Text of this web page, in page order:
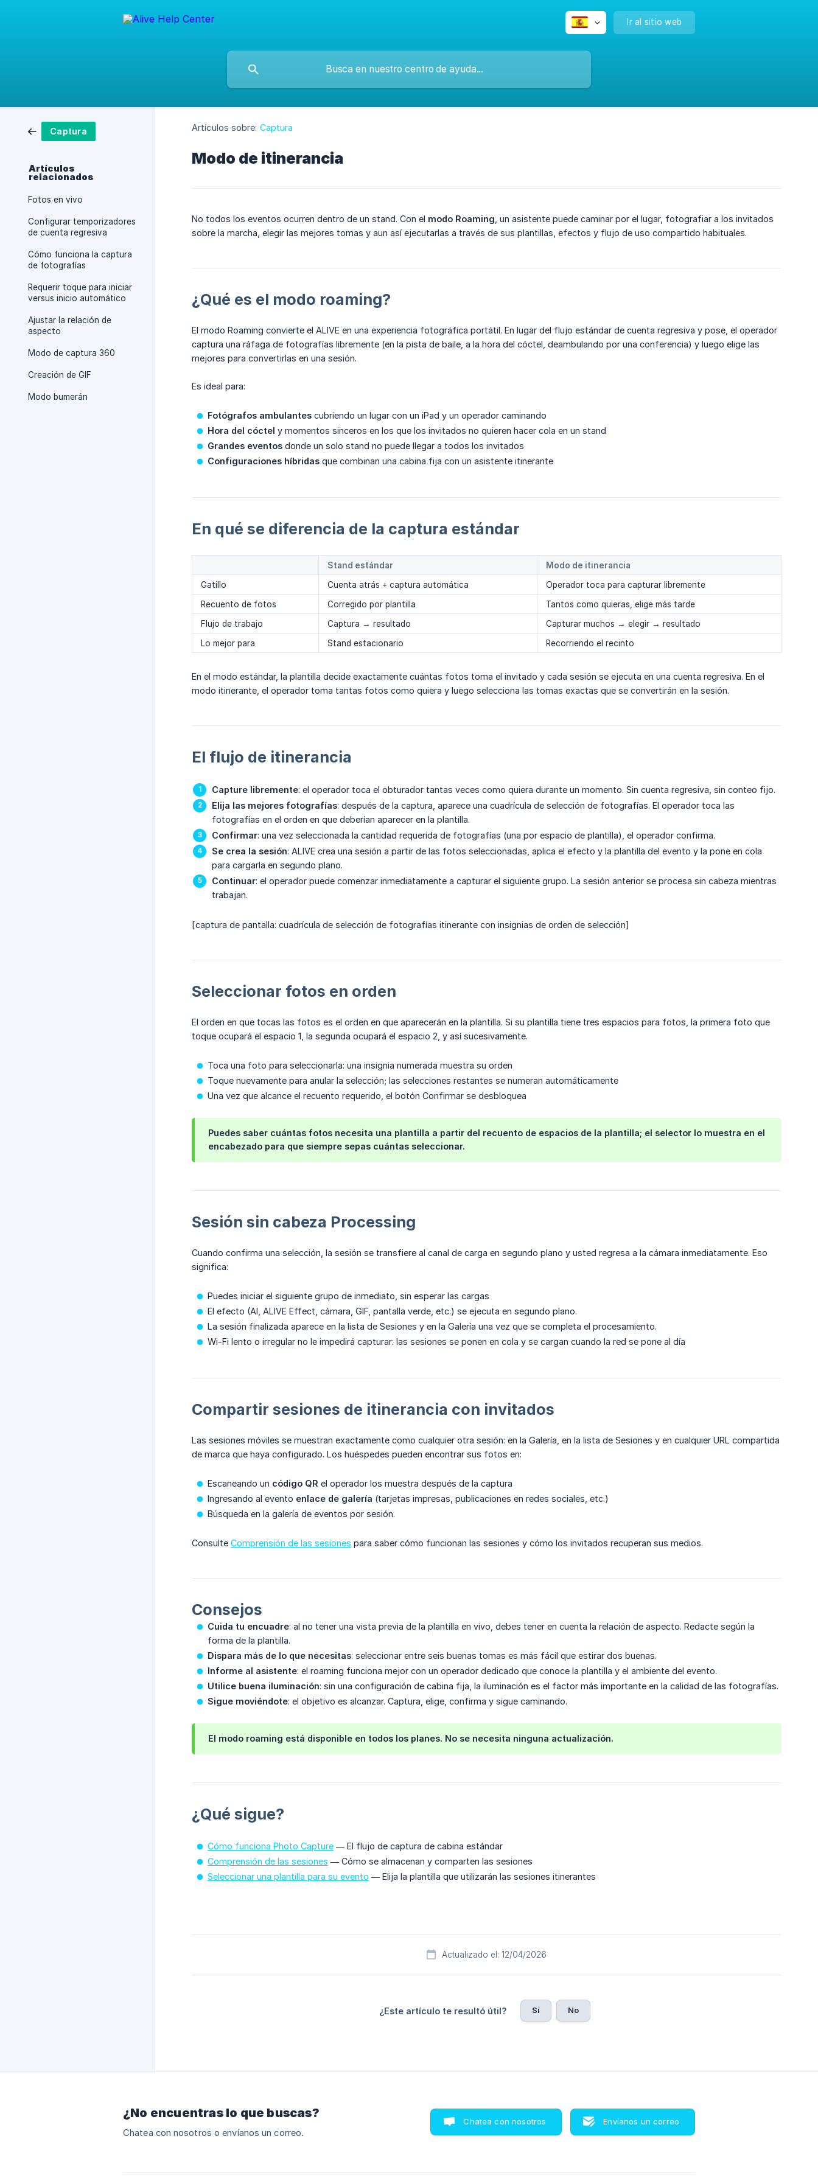
Ir al sitio web
Captura
Artículos
relacionados
Fotos en vivo
Configurar temporizadores
de cuenta regresiva
Cómo funciona la captura
de fotografías
Requerir toque para iniciar
versus inicio automático
Ajustar la relación de
aspecto
Modo de captura 360
Creación de GIF
Modo bumerán
Artículos sobre: Captura
Modo de itinerancia
No todos los eventos ocurren dentro de un stand. Con el modo Roaming , un asistente puede caminar por el lugar, fotografiar a los invitados
sobre la marcha, elegir las mejores tomas y aun así ejecutarlas a través de sus plantillas, efectos y flujo de uso compartido habituales.
¿Qué es el modo roaming?
El modo Roaming convierte el ALIVE en una experiencia fotográfica portátil. En lugar del flujo estándar de cuenta regresiva y pose, el operador
captura una ráfaga de fotografías libremente (en la pista de baile, a la hora del cóctel, deambulando por una conferencia) y luego elige las
mejores para convertirlas en una sesión.
Es ideal para:
Fotógrafos ambulantes cubriendo un lugar con un iPad y un operador caminando
Hora del cóctel y momentos sinceros en los que los invitados no quieren hacer cola en un stand
Grandes eventos donde un solo stand no puede llegar a todos los invitados
Configuraciones híbridas que combinan una cabina fija con un asistente itinerante
En qué se diferencia de la captura estándar
Stand estándar
Modo de itinerancia
Gatillo
Cuenta atrás + captura automática
Operador toca para capturar libremente
Recuento de fotos
Corregido por plantilla
Tantos como quieras, elige más tarde
Flujo de trabajo
Captura → resultado
Capturar muchos → elegir → resultado
Lo mejor para
Stand estacionario Recorriendo el recinto
En el modo estándar, la plantilla decide exactamente cuántas fotos toma el invitado y cada sesión se ejecuta en una cuenta regresiva. En el
modo itinerante, el operador toma tantas fotos como quiera y luego selecciona las tomas exactas que se convertirán en la sesión.
El flujo de itinerancia
Capture libremente: el operador toca el obturador tantas veces como quiera durante un momento. Sin cuenta regresiva, sin conteo fijo.
Elija las mejores fotografías: después de la captura, aparece una cuadrícula de selección de fotografías. El operador toca las
fotografías en el orden en que deberían aparecer en la plantilla.
Confirmar: una vez seleccionada la cantidad requerida de fotografías (una por espacio de plantilla), el operador confirma.
Se crea la sesión: ALIVE crea una sesión a partir de las fotos seleccionadas, aplica el efecto y la plantilla del evento y la pone en cola
para cargarla en segundo plano.
Continuar: el operador puede comenzar inmediatamente a capturar el siguiente grupo. La sesión anterior se procesa sin cabeza mientras
trabajan.
[captura de pantalla: cuadrícula de selección de fotografías itinerante con insignias de orden de selección]
Seleccionar fotos en orden
El orden en que tocas las fotos es el orden en que aparecerán en la plantilla. Si su plantilla tiene tres espacios para fotos, la primera foto que
toque ocupará el espacio 1, la segunda ocupará el espacio 2, y así sucesivamente.
Toca una foto para seleccionarla: una insignia numerada muestra su orden
Toque nuevamente para anular la selección; las selecciones restantes se numeran automáticamente
Una vez que alcance el recuento requerido, el botón Confirmar se desbloquea
Puedes saber cuántas fotos necesita una plantilla a partir del recuento de espacios de la plantilla; el selector lo muestra en el
encabezado para que siempre sepas cuántas seleccionar.
Sesión sin cabeza Processing
Cuando confirma una selección, la sesión se transfiere al canal de carga en segundo plano y usted regresa a la cámara inmediatamente. Eso
significa:
Puedes iniciar el siguiente grupo de inmediato, sin esperar las cargas
El efecto (AI, ALIVE Effect, cámara, GIF, pantalla verde, etc.) se ejecuta en segundo plano.
La sesión finalizada aparece en la lista de Sesiones y en la Galería una vez que se completa el procesamiento.
Wi-Fi lento o irregular no le impedirá capturar: las sesiones se ponen en cola y se cargan cuando la red se pone al día
Compartir sesiones de itinerancia con invitados
Las sesiones móviles se muestran exactamente como cualquier otra sesión: en la Galería, en la lista de Sesiones y en cualquier URL compartida
de marca que haya configurado. Los huéspedes pueden encontrar sus fotos en:
Escaneando un código QR el operador los muestra después de la captura
Ingresando al evento enlace de galería (tarjetas impresas, publicaciones en redes sociales, etc.)
Búsqueda en la galería de eventos por sesión.
Consulte Comprensión de las sesiones para saber cómo funcionan las sesiones y cómo los invitados recuperan sus medios.
Consejos
Cuida tu encuadre: al no tener una vista previa de la plantilla en vivo, debes tener en cuenta la relación de aspecto. Redacte según la
forma de la plantilla.
Dispara más de lo que necesitas: seleccionar entre seis buenas tomas es más fácil que estirar dos buenas.
Informe al asistente: el roaming funciona mejor con un operador dedicado que conoce la plantilla y el ambiente del evento.
Utilice buena iluminación: sin una configuración de cabina fija, la iluminación es el factor más importante en la calidad de las fotografías.
Sigue moviéndote: el objetivo es alcanzar. Captura, elige, confirma y sigue caminando.
El modo roaming está disponible en todos los planes. No se necesita ninguna actualización.
¿Qué sigue?
Cómo funciona Photo Capture — El flujo de captura de cabina estándar
Comprensión de las sesiones — Cómo se almacenan y comparten las sesiones
Seleccionar una plantilla para su evento — Elija la plantilla que utilizarán las sesiones itinerantes
Actualizado el: 12/04/2026
¿Este artículo te resultó útil? Sí No
¿No encuentras lo que buscas?
Chatea con nosotros o envíanos un correo.
Chatea con nosotros Envíanos un correo